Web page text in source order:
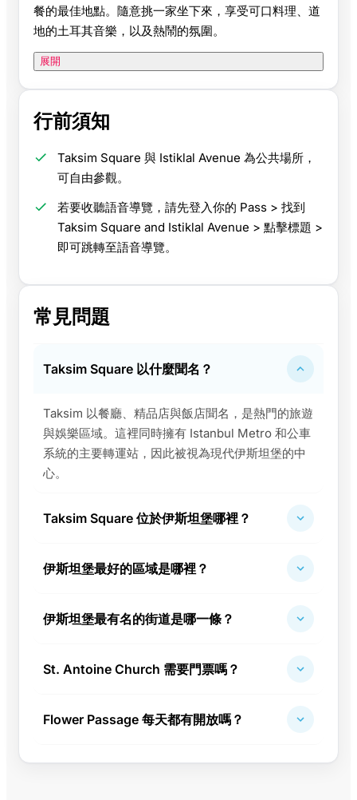
餐的最佳地點。隨意挑一家坐下來，享受可口料理、道
地的土耳其音樂，以及熱鬧的氛圍。
展開
行前須知
Taksim Square 與 Istiklal Avenue 為公共場所，
可自由參觀。
若要收聽語音導覽，請先登入你的 Pass > 找到
Taksim Square and Istiklal Avenue > 點擊標題 >
即可跳轉至語音導覽。
常見問題
Taksim Square 以什麼聞名？
Taksim 以餐廳、精品店與飯店聞名，是熱門的旅遊
與娛樂區域。這裡同時擁有 Istanbul Metro 和公車
系統的主要轉運站，因此被視為現代伊斯坦堡的中
心。
Taksim Square 位於伊斯坦堡哪裡？
伊斯坦堡最好的區域是哪裡？
伊斯坦堡最有名的街道是哪一條？
St. Antoine Church 需要門票嗎？
Flower Passage 每天都有開放嗎？